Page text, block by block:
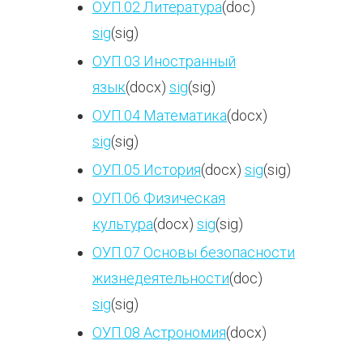
ОУП.02 Литература(doc)
sig(sig)
ОУП.03 Иностранный
язык(docx) sig(sig)
ОУП.04 Математика(docx)
sig(sig)
ОУП.05 История(docx) sig(sig)
ОУП.06 Физическая
культура(docx) sig(sig)
ОУП.07 Основы безопасности
жизнедеятельности(doc)
sig(sig)
ОУП.08 Астрономия(docx)